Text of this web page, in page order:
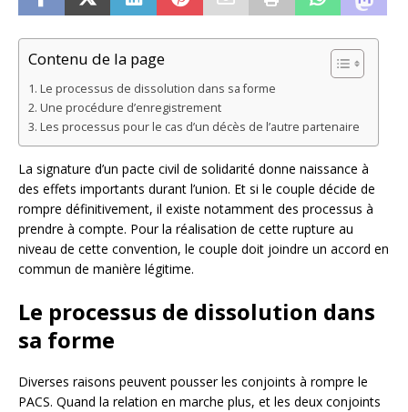
Contenu de la page
Le processus de dissolution dans sa forme
Une procédure d’enregistrement
Les processus pour le cas d’un décès de l’autre partenaire
La signature d’un pacte civil de solidarité donne naissance à
des effets importants durant l’union. Et si le couple décide de
rompre définitivement, il existe notamment des processus à
prendre à compte. Pour la réalisation de cette rupture au
niveau de cette convention, le couple doit joindre un accord en
commun de manière légitime.
Le processus de dissolution dans
sa forme
Diverses raisons peuvent pousser les conjoints à rompre le
PACS. Quand la relation en marche plus, et les deux conjoints